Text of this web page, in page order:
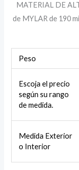
MATERIAL DE
de MYLAR de 190
Peso
Escoja el precio
según su rango
de medida.
Medida Exterior
o Interior